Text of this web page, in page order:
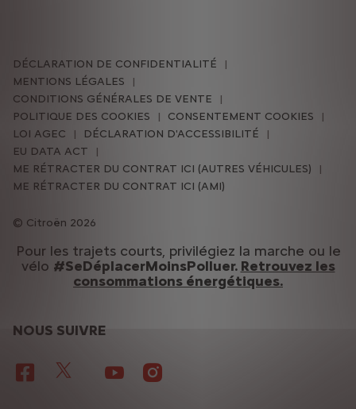
NOUS SUIVRE
Citroën 2026
DÉCLARATION DE CONFIDENTIALITÉ
MENTIONS LÉGALES
CONDITIONS GÉNÉRALES DE VENTE
POLITIQUE DES COOKIES
CONSENTEMENT COOKIES
LOI AGEC
DÉCLARATION D'ACCESSIBILITÉ
EU DATA ACT
ME RÉTRACTER DU CONTRAT ICI (AUTRES VÉHICULES)
ME RÉTRACTER DU CONTRAT ICI (AMI)
Pour les trajets courts, privilégiez la marche ou le
vélo #SeDéplacerMoinsPolluer. Retrouvez les
consommations énergétiques.